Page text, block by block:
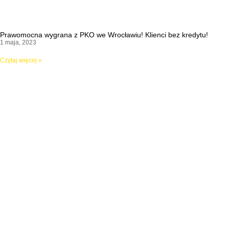
Prawomocna wygrana z PKO we Wrocławiu! Klienci bez kredytu!
1 maja, 2023
Czytaj więcej »